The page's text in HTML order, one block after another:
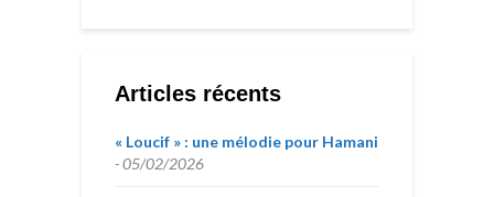
Articles récents
« Loucif » : une mélodie pour Hamani
05/02/2026